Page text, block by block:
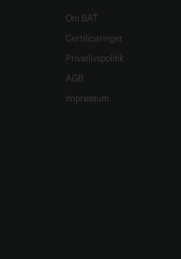
Om BAT
Certificeringer
Privatlivspolitik
AGB
Impressum